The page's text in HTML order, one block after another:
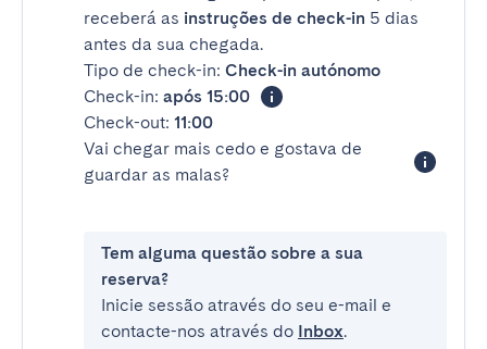
receberá as instruções de check-in 5 dias
antes da sua chegada.
Tipo de check-in: Check-in autónomo
Check-in: após 15:00
Check-out: 11:00
Vai chegar mais cedo e gostava de
guardar as malas?
Tem alguma questão sobre a sua
reserva?
Inicie sessão através do seu e-mail e
contacte-nos através do Inbox.